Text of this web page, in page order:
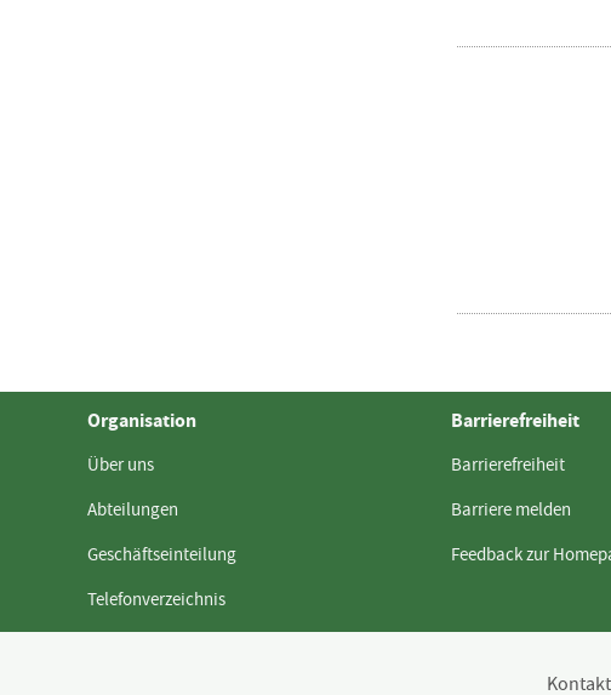
Organisation
Über uns
Abteilungen
Geschäftseinteilung
Telefonverzeichnis
Barrierefreiheit
Barrierefreiheit
Barriere melden
Feedback zur
Kontakt